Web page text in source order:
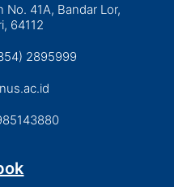
41A, Bandar Lor,
64112
2895999